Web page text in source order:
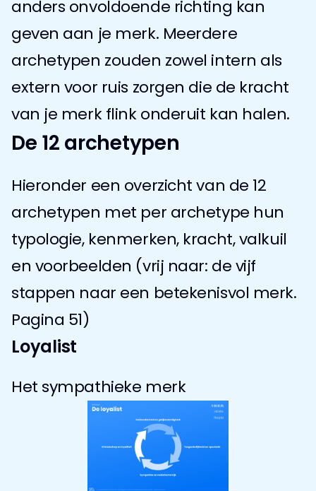
anders onvoldoende richting kan
geven aan je merk. Meerdere
archetypen zouden zowel intern als
extern voor ruis zorgen die de kracht
van je merk flink onderuit kan halen.
De 12 archetypen
Hieronder een overzicht van de 12
archetypen met per archetype hun
typologie, kenmerken, kracht, valkuil
en voorbeelden (vrij naar: de vijf
stappen naar een betekenisvol merk.
Pagina 51)
Loyalist
Het sympathieke merk